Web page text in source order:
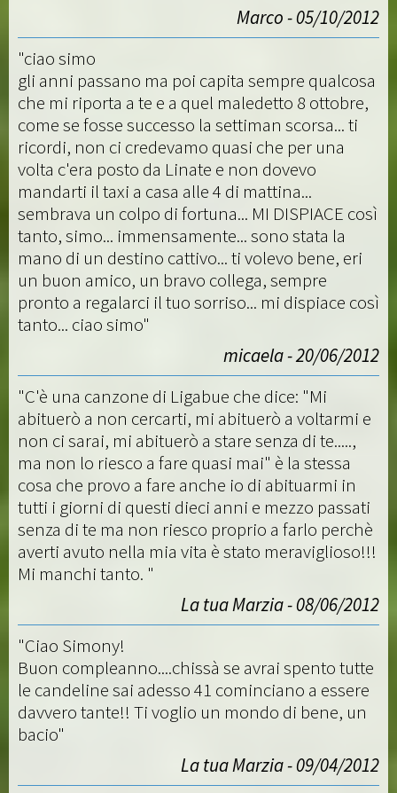
Marco - 05/10/2012
"ciao simo
gli anni passano ma poi capita sempre qualcosa
che mi riporta a te e a quel maledetto 8 ottobre,
come se fosse successo la settiman scorsa... ti
ricordi, non ci credevamo quasi che per una
volta c'era posto da Linate e non dovevo
mandarti il taxi a casa alle 4 di mattina...
sembrava un colpo di fortuna... MI DISPIACE così
tanto, simo... immensamente... sono stata la
mano di un destino cattivo... ti volevo bene, eri
un buon amico, un bravo collega, sempre
pronto a regalarci il tuo sorriso... mi dispiace così
tanto... ciao simo"
micaela - 20/06/2012
"C'è una canzone di Ligabue che dice: "Mi
abituerò a non cercarti, mi abituerò a voltarmi e
non ci sarai, mi abituerò a stare senza di te.....,
ma non lo riesco a fare quasi mai" è la stessa
cosa che provo a fare anche io di abituarmi in
tutti i giorni di questi dieci anni e mezzo passati
senza di te ma non riesco proprio a farlo perchè
averti avuto nella mia vita è stato meraviglioso!!!
Mi manchi tanto. "
La tua Marzia - 08/06/2012
"Ciao Simony!
Buon compleanno....chissà se avrai spento tutte
le candeline sai adesso 41 cominciano a essere
davvero tante!! Ti voglio un mondo di bene, un
bacio"
La tua Marzia - 09/04/2012